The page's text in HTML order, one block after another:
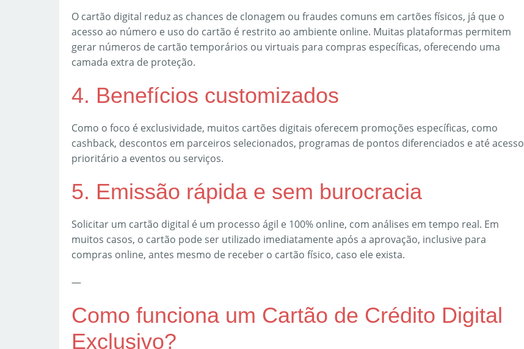
O cartão digital reduz as chances de clonagem ou fraudes comuns em cartões físicos, já que o
acesso ao número e uso do cartão é restrito ao ambiente online. Muitas plataformas permitem
gerar números de cartão temporários ou virtuais para compras específicas, oferecendo uma
camada extra de proteção.
4. Benefícios customizados
Como o foco é exclusividade, muitos cartões digitais oferecem promoções específicas, como
cashback, descontos em parceiros selecionados, programas de pontos diferenciados e até acesso
prioritário a eventos ou serviços.
5. Emissão rápida e sem burocracia
Solicitar um cartão digital é um processo ágil e 100% online, com análises em tempo real. Em
muitos casos, o cartão pode ser utilizado imediatamente após a aprovação, inclusive para
compras online, antes mesmo de receber o cartão físico, caso ele exista.
—
Como funciona um Cartão de Crédito Digital
Exclusivo?